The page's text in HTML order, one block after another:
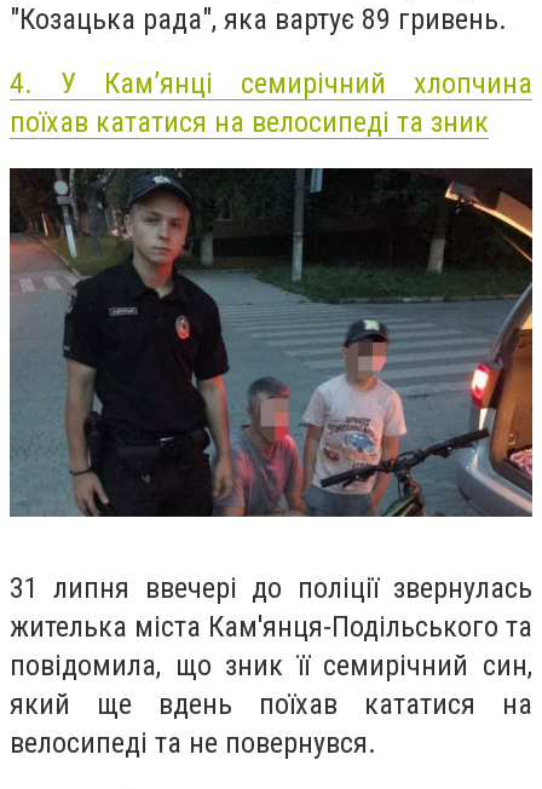
"Козацька рада", яка вартує 89 гривень.
4. У Кам’янці семирічний хлопчина
поїхав кататися на велосипеді та зник
31 липня ввечері до поліції звернулась
жителька міста Кам'янця-Подільського та
повідомила, що зник її семирічний син,
який ще вдень поїхав кататися на
велосипеді та не повернувся.